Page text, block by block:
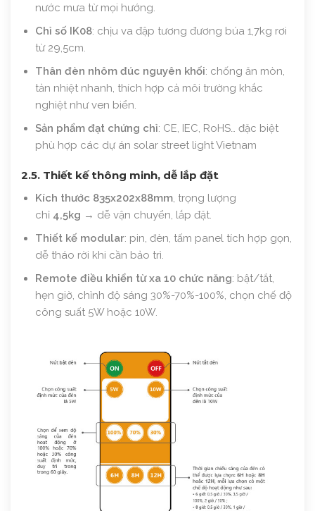
nước mưa từ mọi hướng.
Chỉ số IK08: chịu va đập tương đương búa 1,7kg rơi
từ 29,5cm.
Thân đèn nhôm đúc nguyên khối: chống ăn mòn,
tản nhiệt nhanh, thích hợp cả môi trường khắc
nghiệt như ven biển.
Sản phẩm đạt chứng chỉ: CE, IEC, RoHS… đặc biệt
phù hợp các dự án solar street light Vietnam
2.5. Thiết kế thông minh, dễ lắp đặt
Kích thước 835x202x88mm, trọng lượng
chỉ 4,5kg → dễ vận chuyển, lắp đặt.
Thiết kế modular: pin, đèn, tấm panel tích hợp gọn,
dễ tháo rời khi cần bảo trì.
Remote điều khiển từ xa 10 chức năng: bật/tắt,
hẹn giờ, chỉnh độ sáng 30%-70%-100%, chọn chế độ
công suất 5W hoặc 10W.